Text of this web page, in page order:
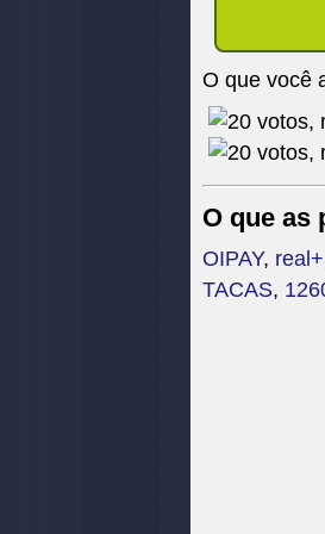
O que você
O que as
OIPAY, real+
TACAS,